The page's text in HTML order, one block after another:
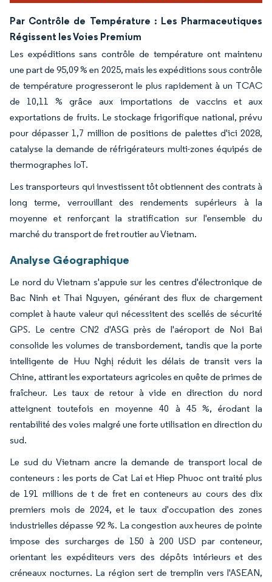
Par Contrôle de Température : Les Pharmaceutiques
Régissent les Voies Premium
Les expéditions sans contrôle de température ont maintenu
une part de 95,09 % en 2025, mais les expéditions sous contrôle
de température progresseront le plus rapidement à un TCAC
de 10,11 % grâce aux importations de vaccins et aux
exportations de fruits. Le stockage frigorifique national, prévu
pour dépasser 1,7 million de positions de palettes d'ici 2028,
catalyse la demande de réfrigérateurs multi-zones équipés de
thermographes IoT.
Les transporteurs qui investissent tôt obtiennent des contrats à
long terme, verrouillant des rendements supérieurs à la
moyenne et renforçant la stratification sur l'ensemble du
marché du transport de fret routier au Vietnam.
Analyse Géographique
Le nord du Vietnam s'appuie sur les centres d'électronique de
Bac Ninh et Thai Nguyen, générant des flux de chargement
complet à haute valeur qui nécessitent des scellés de sécurité
GPS. Le centre CN2 d'ASG près de l'aéroport de Noi Bai
consolide les volumes de transbordement, tandis que la porte
intelligente de Huu Nghị réduit les délais de transit vers la
Chine, attirant les exportateurs agricoles en quête de primes de
fraîcheur. Les taux de retour à vide en direction du nord
atteignent toutefois en moyenne 40 à 45 %, érodant la
rentabilité des voies malgré une forte utilisation en direction du
sud.
Le sud du Vietnam ancre la demande de transport local de
conteneurs : les ports de Cat Lai et Hiep Phuoc ont traité plus
de 191 millions de t de fret en conteneurs au cours des dix
premiers mois de 2024, et le taux d'occupation des zones
industrielles dépasse 92 %. La congestion aux heures de pointe
impose des surcharges de 150 à 200 USD par conteneur,
orientant les expéditeurs vers des dépôts intérieurs et des
créneaux nocturnes. La région sert de tremplin vers l'ASEAN,